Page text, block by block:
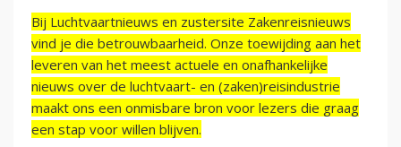
Bij Luchtvaartnieuws en zustersite Zakenreisnieuws
vind je die betrouwbaarheid. Onze toewijding aan het
leveren van het meest actuele en onafhankelijke
nieuws over de luchtvaart- en (zaken)reisindustrie
maakt ons een onmisbare bron voor lezers die graag
een stap voor willen blijven.